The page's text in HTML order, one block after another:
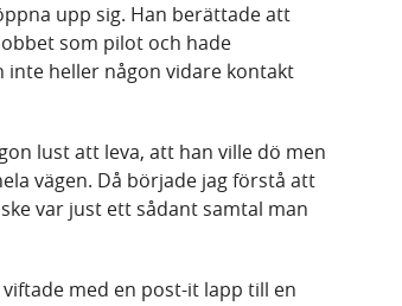
upp sig. Han berättade att
som pilot och hade
heller någon vidare kontakt
lust att leva, att han ville dö men
vägen. Då började jag förstå att
var just ett sådant samtal man
med en post-it lapp till en